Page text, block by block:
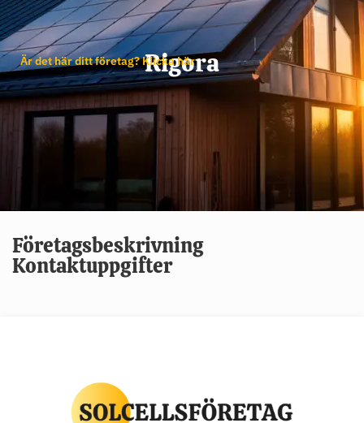
Rigora
Är det här ditt företag? Klicka här
Företagsbeskrivning
Kontaktuppgifter